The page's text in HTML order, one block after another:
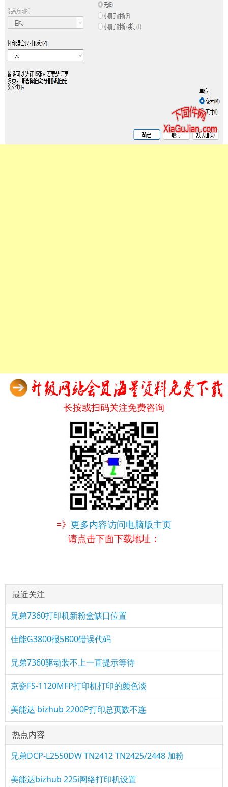
长按或扫码关注免费咨询
=》 更多内容访问电脑版主页
请点击下面下载地址：
最近关注
兄弟7360打印机新粉盒缺口位置
佳能G3800报5B00错误代码
兄弟7360驱动装不上一直提示等待
京瓷FS-1120MFP打印机打印的颜色淡
美能达 bizhub 2200P打印总页数不连
热点内容
兄弟DCP-L2550DW TN2412 TN2425/2448 加粉
美能达bizhub 225i网络打印机设置